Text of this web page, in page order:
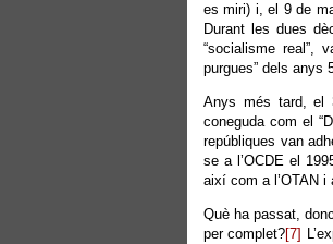
es miri) i, el 9 de
Durant les dues
“socialisme real”,
purgues” dels anys
Anys més tard, el
coneguda com el
repúbliques van
se a l’OCDE el
així com a l’OTAN i
Què ha passat,
per complet?[7]